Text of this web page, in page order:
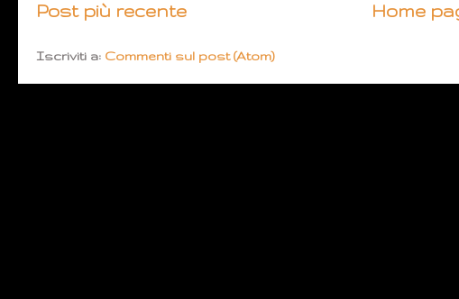
Post più recente Home
Iscriviti a: Commenti sul post (Atom)